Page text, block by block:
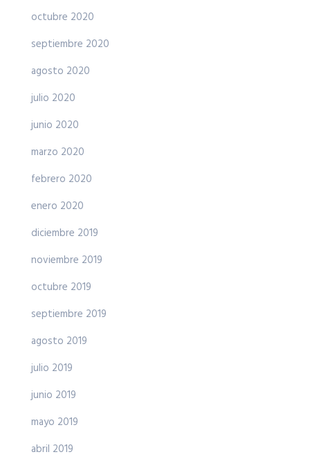
octubre 2020
septiembre 2020
agosto 2020
julio 2020
junio 2020
marzo 2020
febrero 2020
enero 2020
diciembre 2019
noviembre 2019
octubre 2019
septiembre 2019
agosto 2019
julio 2019
junio 2019
mayo 2019
abril 2019